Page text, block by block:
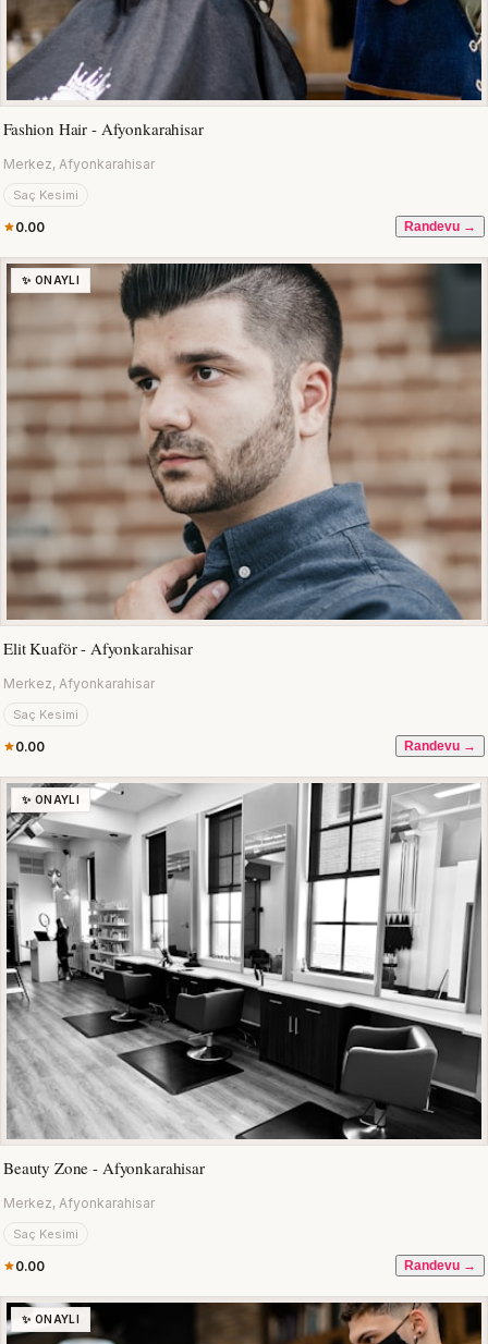
Fashion Hair - Afyonkarahisar
Merkez, Afyonkarahisar
Saç Kesimi
0.00 Randevu →
✨ ONAYLI
Elit Kuaför - Afyonkarahisar
Merkez, Afyonkarahisar
Saç Kesimi
0.00 Randevu →
✨ ONAYLI
Beauty Zone - Afyonkarahisar
Merkez, Afyonkarahisar
Saç Kesimi
0.00 Randevu →
✨ ONAYLI